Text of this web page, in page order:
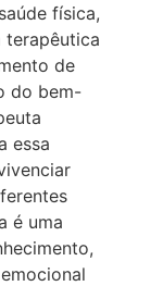
física,
terapêutica
de
do bem-
essa
é uma